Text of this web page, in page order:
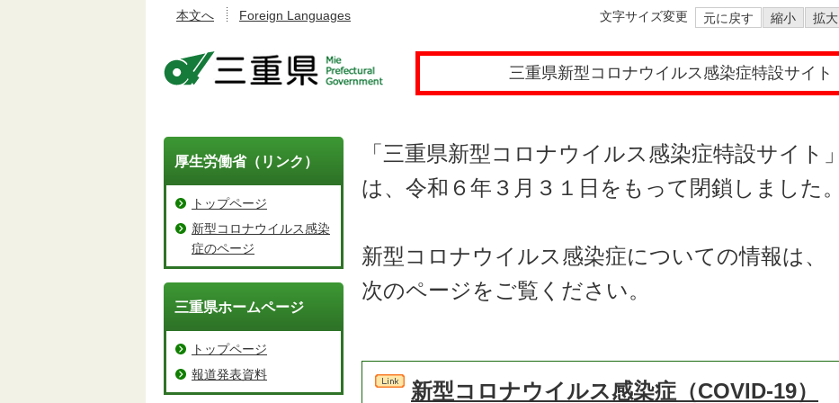
本文へ Foreign Languages 文字サイズ変更 元に戻す 縮小 拡大
三重県新型コロナウイルス感染症特設サイト
「三重県新型コロナウイルス感染症特設サイト」
は、令和６年３月３１日をもって閉鎖しました。
新型コロナウイルス感染症についての情報は、
次のページをご覧ください。
新型コロナウイルス感染症（COVID-19）
厚生労働省（リンク）
トップページ
新型コロナウイルス感染
症のページ
三重県ホームページ
トップページ
報道発表資料